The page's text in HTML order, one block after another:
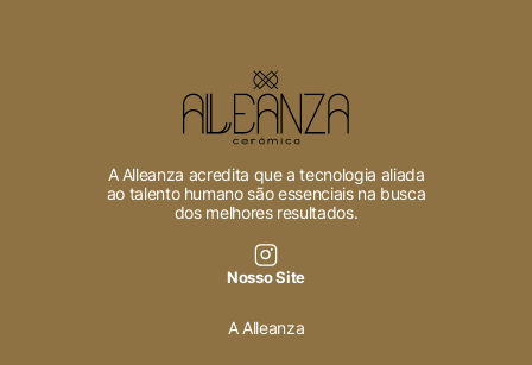
A Alleanza acredita que a tecnologia aliada
ao talento humano são essenciais na busca
dos melhores resultados.
Nosso Site
A Alleanza